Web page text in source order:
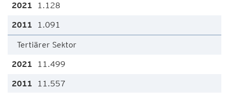
1.128
1.091
Tertiärer Sektor
11.499
11.557